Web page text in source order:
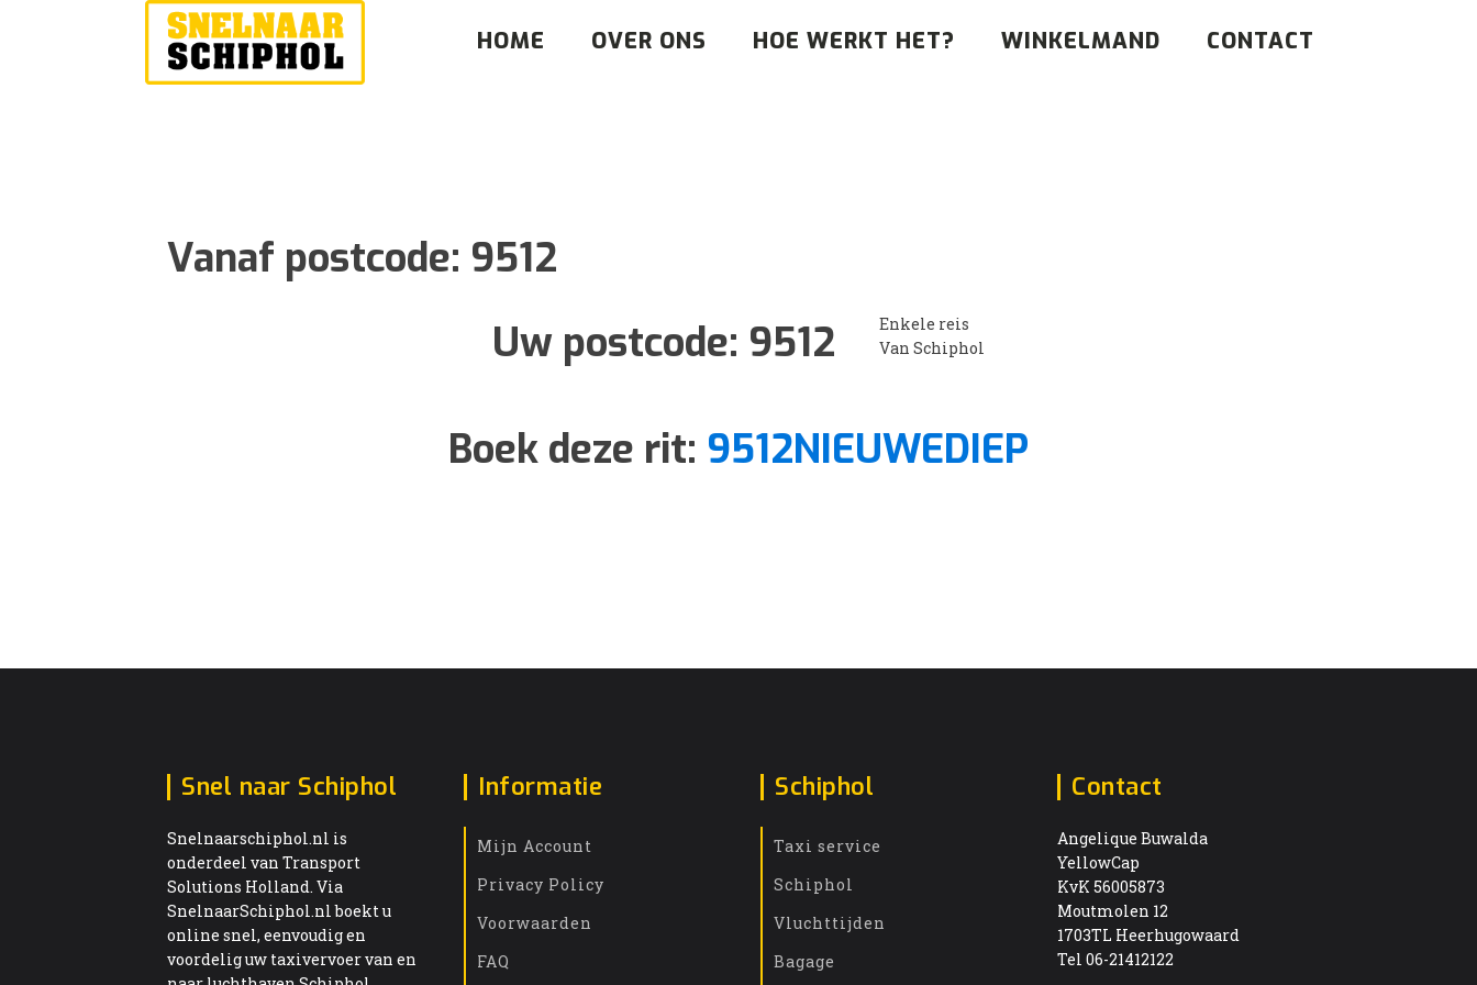
HOME OVER ONS HOE WERKT HET? WINKELMAND CONTACT
Vanaf postcode: 9512
Uw postcode: 9512
Enkele reis
Van Schiphol
Boek deze rit: 9512NIEUWEDIEP
Snel naar Schiphol
Snelnaarschiphol.nl is
onderdeel van Transport
Solutions Holland. Via
SnelnaarSchiphol.nl boekt u
online snel, eenvoudig en
voordelig uw taxivervoer van en
Informatie
Mijn Account
Privacy Policy
Voorwaarden
FAQ
Schiphol
Taxi service
Schiphol
Vluchttijden
Bagage
Contact
Angelique Buwalda
YellowCap
KvK 56005873
Moutmolen 12
1703TL Heerhugowaard
Tel 06-21412122